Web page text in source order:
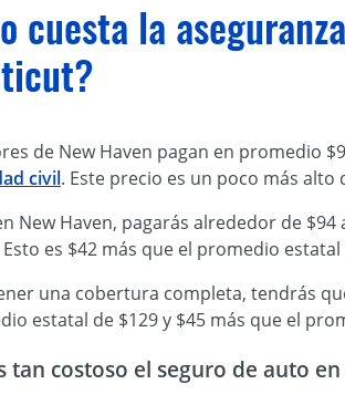
cuesta la
de New Haven pagan en promedio
civil. Este precio es un poco más
New Haven, pagarás alrededor de
es $42 más que el promedio
una cobertura completa, tendrás
estatal de $129 y $45 más que el
tan costoso el seguro de auto